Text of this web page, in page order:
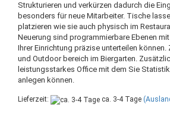
Strukturieren und verkürzen dadurch die
besonders für neue Mitarbeiter. Tische
platzieren wie sie auch physisch im
Neuerung sind programmierbare Ebenen
Ihrer Einrichtung präzise unterteilen können.
und Outdoor bereich im Biergarten.
leistungsstarkes Office mit dem Sie
anlegen können.
Lieferzeit: ca. 3-4 Tage